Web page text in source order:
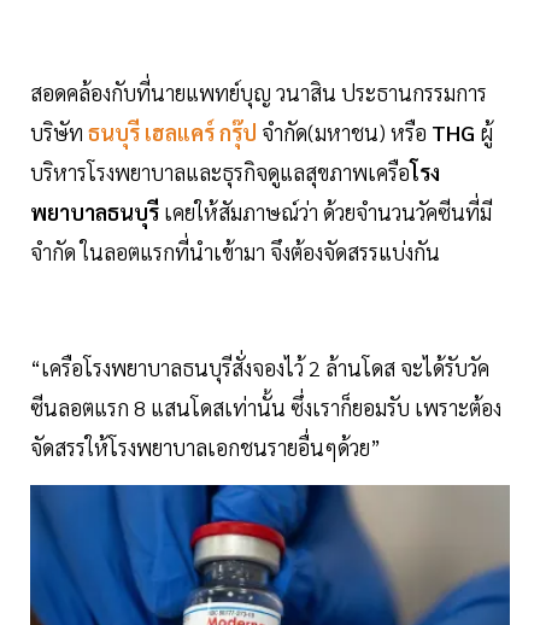
สอดคล้องกับที่นายแพทย์บุญ วนาสิน ประธานกรรมการ
บริษัท ธนบุรี เฮลแคร์ กรุ๊ป จำกัด(มหาชน) หรือ THG ผู้
บริหารโรงพยาบาลและธุรกิจดูแลสุขภาพเครือโรง
พยาบาลธนบุรี เคยให้สัมภาษณ์ว่า ด้วยจำนวนวัคซีนที่มี
จำกัด ในลอตแรกที่นำเข้ามา จึงต้องจัดสรรแบ่งกัน
“เครือโรงพยาบาลธนบุรีสั่งจองไว้ 2 ล้านโดส จะได้รับวัค
ซีนลอตแรก 8 แสนโดสเท่านั้น ซึ่งเราก็ยอมรับ เพราะต้อง
จัดสรรให้โรงพยาบาลเอกชนรายอื่นๆด้วย”